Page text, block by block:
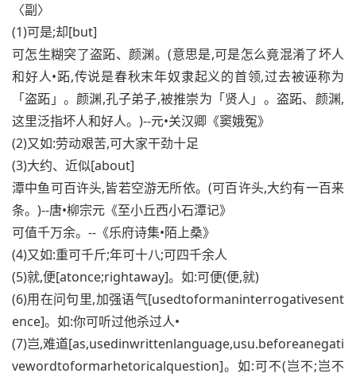
〈副〉
(1)可是;却[but]
可怎生糊突了盗跖、颜渊。(意思是,可是怎么竟混淆了坏人
和好人•跖,传说是春秋末年奴隶起义的首领,过去被诬称为
「盗跖」。颜渊,孔子弟子,被推崇为「贤人」。盗跖、颜渊,
这里泛指坏人和好人。)--元•关汉卿《窦娥冤》
(2)又如:劳动艰苦,可大家干劲十足
(3)大约、近似[about]
潭中鱼可百许头,皆若空游无所依。(可百许头,大约有一百来
条。)--唐•柳宗元《至小丘西小石潭记》
可值千万余。--《乐府诗集•陌上桑》
(4)又如:重可千斤;年可十八;可四千余人
(5)就,便[atonce;rightaway]。如:可便(便,就)
(6)用在问句里,加强语气[usedtoformaninterrogativesent
ence]。如:你可听过他杀过人•
(7)岂,难道[as,usedinwrittenlanguage,usu.beforeanegati
vewordtoformarhetoricalquestion]。如:可不(岂不;岂不